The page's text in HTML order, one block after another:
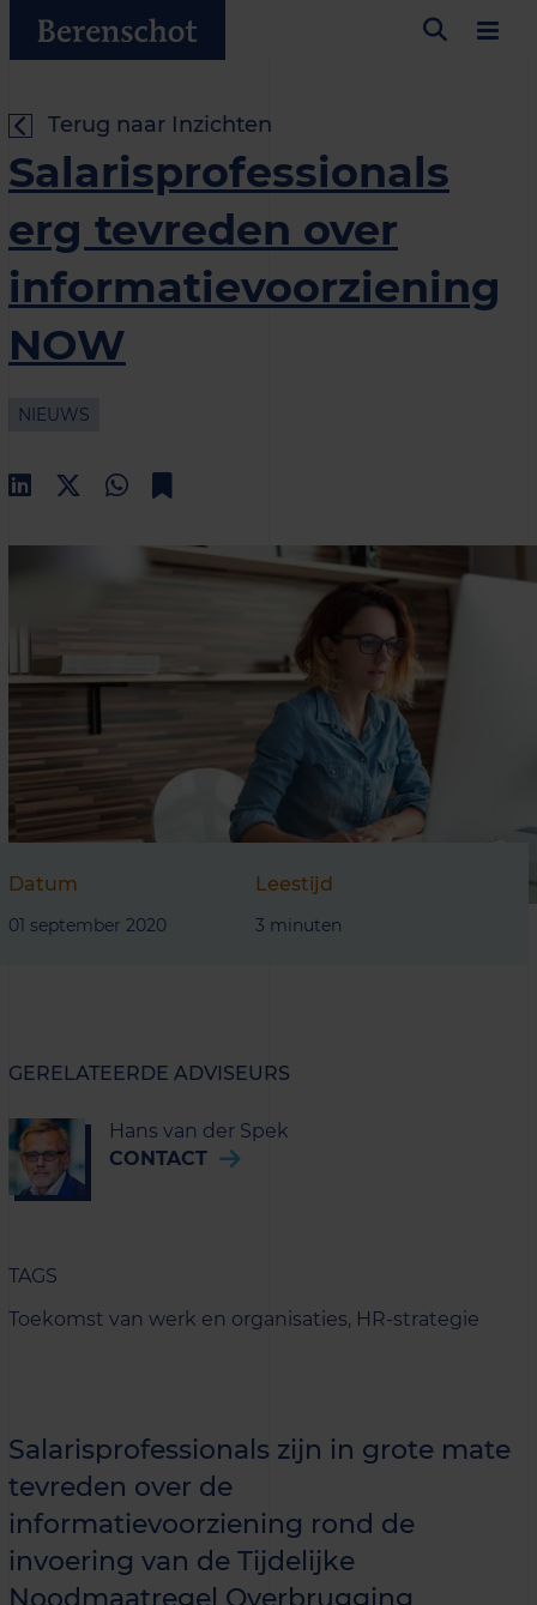
Terug naar Inzichten
Salarisprofessionals
erg tevreden over
informatievoorziening
NOW
NIEUWS
Datum
01 september 2020
Leestijd
3 minuten
GERELATEERDE ADVISEURS
Hans van der Spek
CONTACT
TAGS
Toekomst van werk en organisaties, HR-strategie
Salarisprofessionals zijn in grote mate
tevreden over de
informatievoorziening rond de
invoering van de Tijdelijke
Noodmaatregel Overbrugging